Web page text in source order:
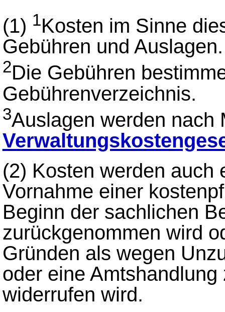
(1) 1Kosten im Sinne
Gebühren und Auslagen.
2Die Gebühren
Gebührenverzeichnis.
3Auslagen werden
(2) Kosten werden auch
Vornahme einer
Beginn der sachlichen
zurückgenommen wird
Gründen als wegen
oder eine
widerrufen wird.